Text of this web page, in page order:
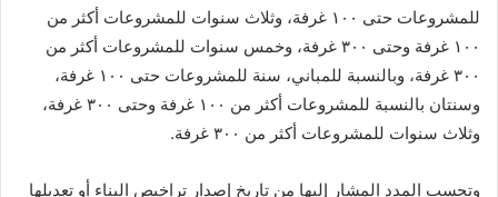
للمشروعات حتى ۱۰۰ غرفة، وثلاث سنوات للمشروعات أكثر من
۱۰۰ غرفة وحتى ۳۰۰ غرفة، وخمس سنوات للمشروعات أكثر من
٣٠٠ غرفة، وبالنسبة للمباني، سنة للمشروعات حتى ۱۰۰ غرفة،
وسنتان بالنسبة للمشروعات أكثر من ۱۰۰ غرفة وحتى ۳۰۰ غرفة،
وثلاث سنوات للمشروعات أكثر من ۳۰۰ غرفة.
وتحسب المدد المشار إليها من تاريخ إصدار تراخيص البناء أو تعديلها